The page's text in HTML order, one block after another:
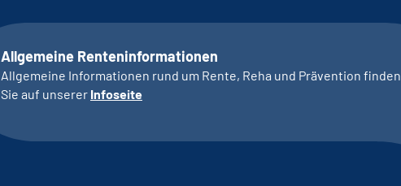
Allgemeine Renteninformationen
Allgemeine Informationen rund um Rente, Reha und Prävention finden
Sie auf unserer Infoseite